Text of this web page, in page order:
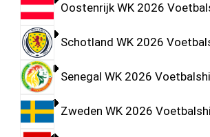
Oostenrijk WK 2026
Schotland WK 2026
Senegal WK 2026
Zweden WK 2026